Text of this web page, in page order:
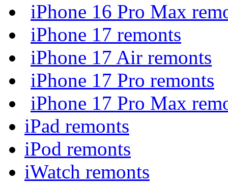
iPhone 16 Pro Max
iPhone 17 remonts
iPhone 17 Air remonts
iPhone 17 Pro remonts
iPhone 17 Pro Max
iPad remonts
iPod remonts
iWatch remonts